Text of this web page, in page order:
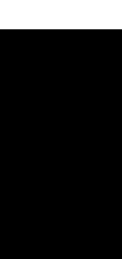
их не
из Крыма на
применения
ВУЗы и 20%
и в
уголком
Взамен